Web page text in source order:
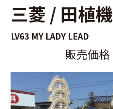
三菱 / 田植機
LV63 MY LADY LEAD
販売価格